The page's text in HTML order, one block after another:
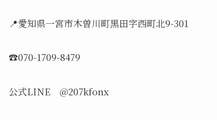
📍愛知県一宮市木曽川町黒田字西町北9-301
☎070-1709-8479
公式LINE @207kfonx